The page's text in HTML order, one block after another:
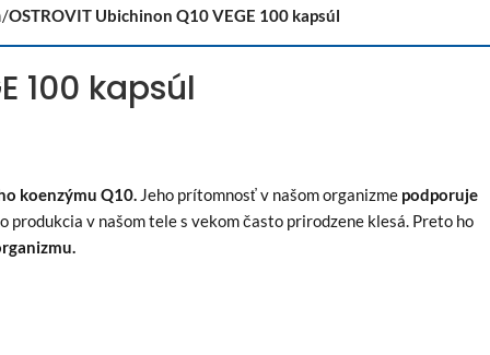
/OSTROVIT Ubichinon Q10 VEGE 100 kapsúl
100 kapsúl
koenzýmu Q10. Jeho prítomnosť v našom organizme podporuje
produkcia v našom tele s vekom často prirodzene klesá. Preto ho